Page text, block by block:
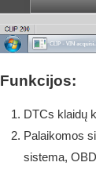
Funkcijos:
DTCs klaidų
Palaikomos
sistema,